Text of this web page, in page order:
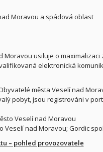
Moravou a spádová oblast
Moravou usiluje o
elektronická
města Veselí nad
pobyt, jsou registrováni v
Veselí nad Moravou
Veselí nad Moravou; Gordic
– pohled provozovatele